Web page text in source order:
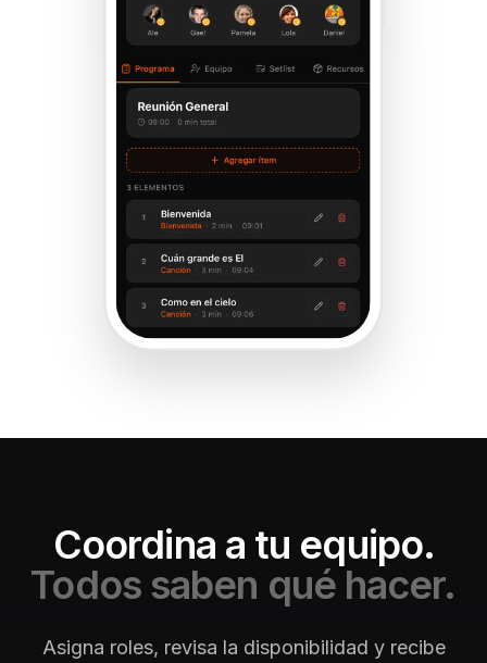
Coordina a tu equipo.
Todos saben qué hacer.
Asigna roles, revisa la disponibilidad y recibe